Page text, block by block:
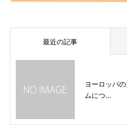
最近の記事
ヨーロッパ
ムにつ...